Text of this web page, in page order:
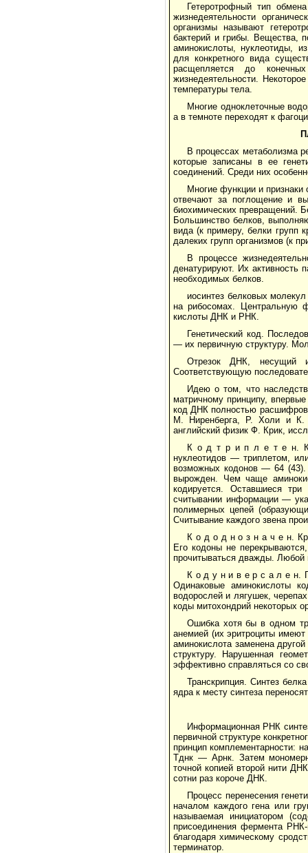
Гетеротрофный тип
жизнедеятельности
организмы называют
бактерий и грибы. Вещества,
аминокислоты, нуклеотиды,
для конкретного вида
расщепляется до
жизнедеятельности.
температуры тела.
Многие одноклеточные
а в темноте переходят к
В процессах метаболизма
которые записаны в ее
соединений. Среди них
Многие функции и
отвечают за поглощение и
биохимических превращений.
Большинство белков,
вида (к примеру, белки групп
далеких групп организмов (к
В процессе
денатурируют. Их активность
необходимых белков.
иосинтез белковых
на рибосомах. Центральную
кислоты ДНК и РНК.
Генетический код.
— их первичную структуру.
Отрезок ДНК, несущий
Соответствующую
Идею о том, что
матричному принципу,
код ДНК полностью
М. Ниренберга, Р. Холи и К.
английский физик Ф. Крик,
К о д т р и п л е т е н.
нуклеотидов — триплетом,
возможных кодонов — 64 (43).
вырожден. Чем чаще
кодируется. Оставшиеся
считывании информации —
полимерных цепей
Считывание каждого звена
К о д о д н о з н а ч е н.
Его кодоны не
прочитываться дважды. Любой
К о д у н и в е р с а л е н.
Одинаковые аминокислоты
водорослей и лягушек,
коды митохондрий некоторых
Ошибка хотя бы в одном
анемией (их эритроциты
аминокислота заменена
структуру. Нарушенная
эффективно справляться со
Транскрипция. Синтез
ядра к месту синтеза
Информационная РНК
первичной структуре
принцип комплементарности:
Тднк — Арнк. Затем
точной копией второй нити
сотни раз короче ДНК.
Процесс перенесения
началом каждого гена или
называемая инициатором
присоединения фермента
благодаря химическому
терминатор.